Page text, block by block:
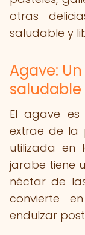
otras
saludable y
Agave:
saludable
El agave
extrae de la
utilizada en
jarabe tiene
néctar de
convierte
endulzar